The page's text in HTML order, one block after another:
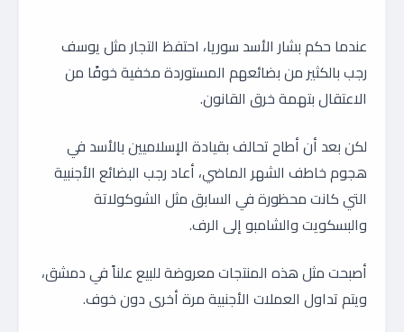
عندما حكم بشار الأسد سوريا، احتفظ التجار مثل يوسف
رجب بالكثير من بضائعهم المستوردة مخفية خوفًا من
الاعتقال بتهمة خرق القانون.
لكن بعد أن أطاح تحالف بقيادة الإسلاميين بالأسد في
هجوم خاطف الشهر الماضي، أعاد رجب البضائع الأجنبية
التي كانت محظورة في السابق مثل الشوكولاتة
والبسكويت والشامبو إلى الرف.
أصبحت مثل هذه المنتجات معروضة للبيع علناً في دمشق،
ويتم تداول العملات الأجنبية مرة أخرى دون خوف.